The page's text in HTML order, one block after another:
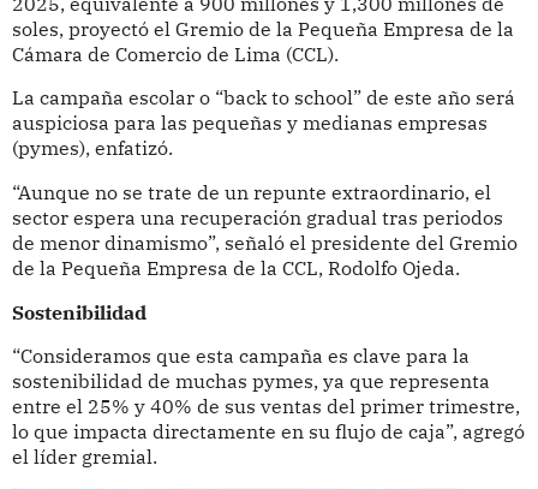
soles, proyectó el Gremio de la Pequeña Empresa de la
Cámara de Comercio de Lima (CCL).
La campaña escolar o “back to school” de este año será
auspiciosa para las pequeñas y medianas empresas
(pymes), enfatizó.
“Aunque no se trate de un repunte extraordinario, el
sector espera una recuperación gradual tras periodos
de menor dinamismo”, señaló el presidente del Gremio
de la Pequeña Empresa de la CCL, Rodolfo Ojeda.
Sostenibilidad
“Consideramos que esta campaña es clave para la
sostenibilidad de muchas pymes, ya que representa
entre el 25% y 40% de sus ventas del primer trimestre,
lo que impacta directamente en su flujo de caja”, agregó
el líder gremial.